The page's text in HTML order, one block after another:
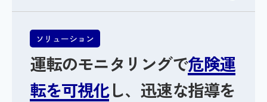
ソリューション
運転のモニタリングで危険運
転を可視化し、 迅速な指導を